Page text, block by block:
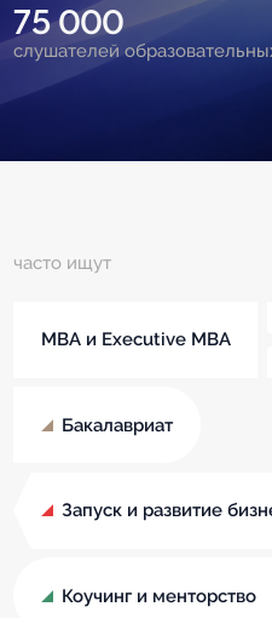
75 000
слушателей
часто ищут
MBA и Executive MBA
Бакалавриат
Запуск и развитие
Коучинг и менторство